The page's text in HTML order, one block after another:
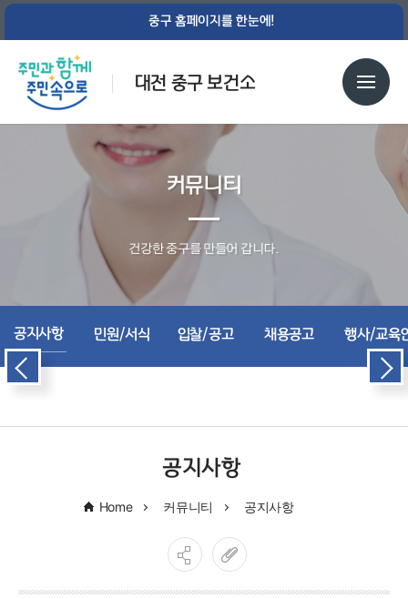
중구 홈페이지를 한눈에!
대전 중구 보건소
커뮤니티
건강한 중구를 만들어 갑니다.
공지사항 민원/서식 입찰/공고 채용공고 행사/교육
공지사항
Home 커뮤니티 공지사항